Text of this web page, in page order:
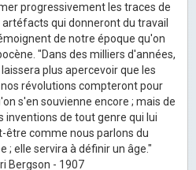
progressivement les traces de
qui donneront du travail
de notre époque qu'on
"Dans des milliers d'années,
plus apercevoir que les
révolutions compteront pour
s'en souvienne encore ; mais de
inventions de tout genre qui lui
comme nous parlons du
; elle servira à définir un âge."
Bergson - 1907